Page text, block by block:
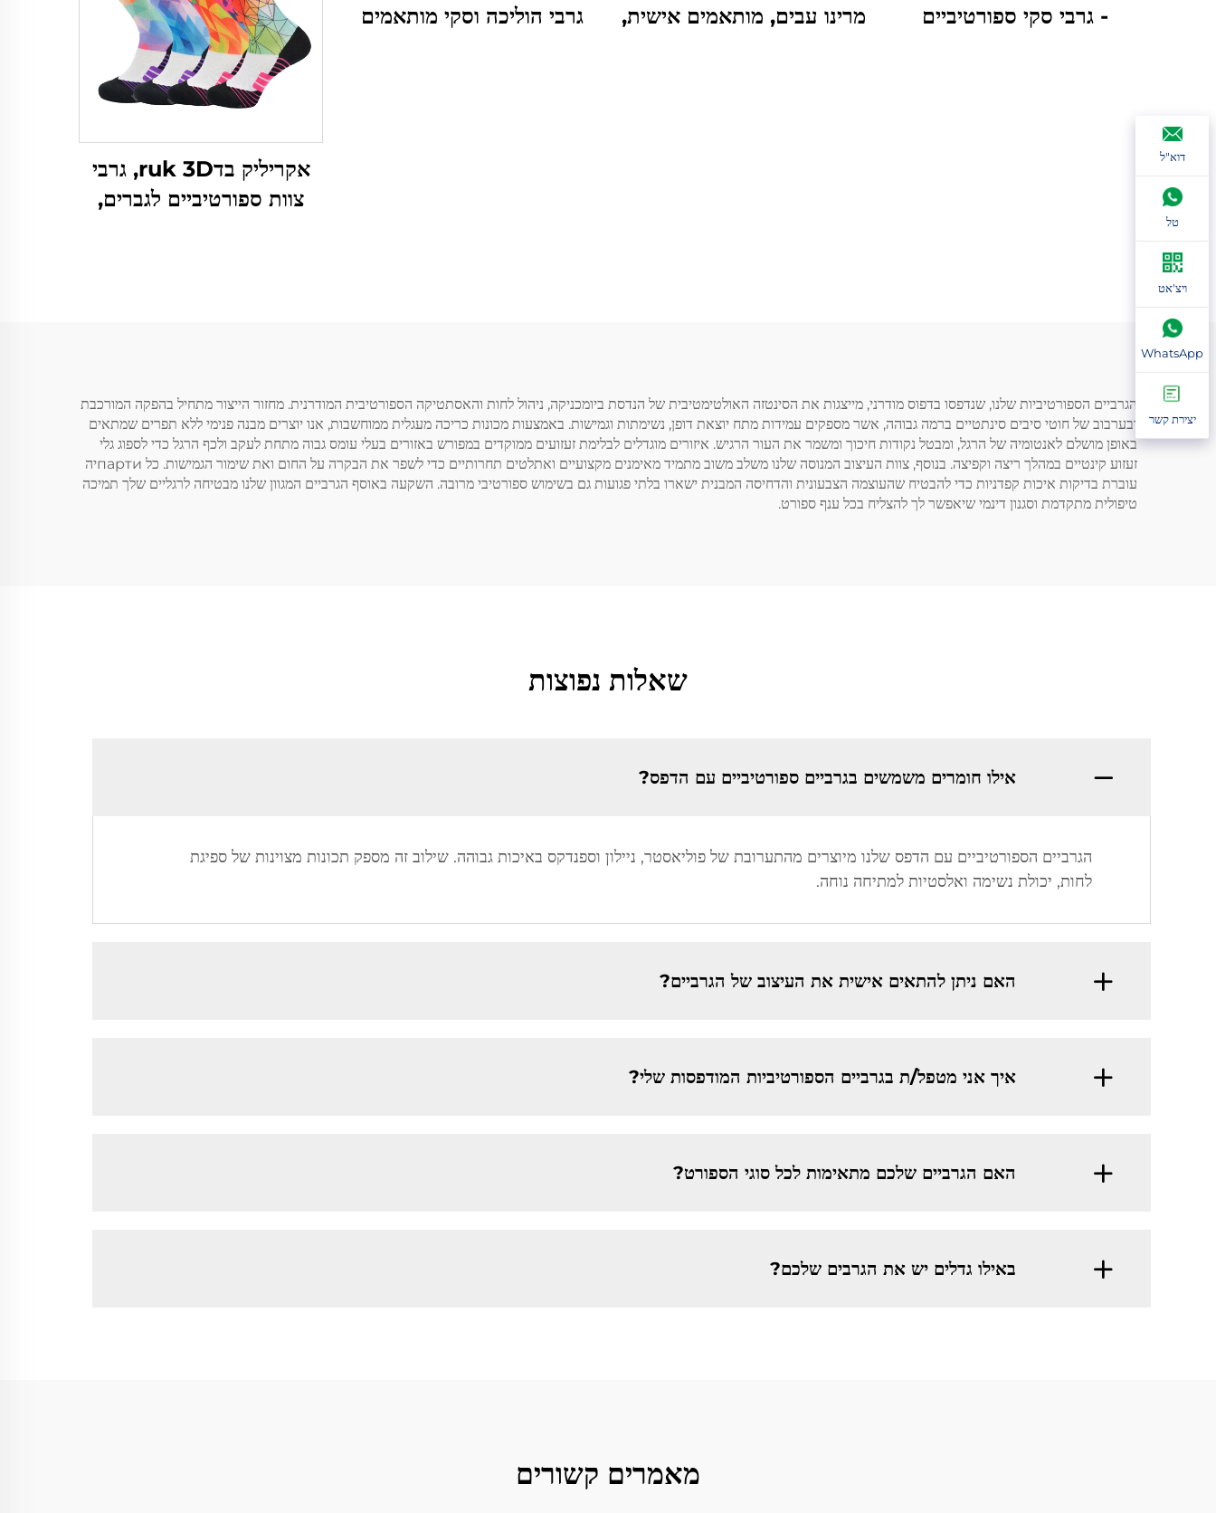
- גרבי סקי ספורטיביים
מרינו עבים, מותאמים אישית,
גרבי הוליכה וסקי מותאמים
אקריליק בדruk 3D, גרבי
צוות ספורטיביים לגברים,
הגרביים הספורטיביות שלנו, שנדפסו בדפוס מודרני, מייצגות את הסינטזה האולטימטיבית של הנדסת ביומכניקה, ניהול לחות והאסתטיקה הספורטיבית המודרנית. מחזור הייצור מתחיל בהפקה המורכבת
ובערבוב של חוטי סיבים סינתטיים ברמה גבוהה, אשר מספקים עמידות מתח יוצאת דופן, נשימתות וגמישות. באמצעות מכונות כריכה מעגלית ממוחשבות, אנו יוצרים מבנה פנימי ללא תפרים שמתאים
באופן מושלם לאנטומיה של הרגל, ומבטל נקודות חיכוך ומשמר את העור הרגיש. איזורים מוגדלים לבלימת זעזועים ממוקדים במפורש באזורים בעלי עומס גבוה מתחת לעקב ולכף הרגל כדי לספוג גלי
זעזוע קינטיים במהלך ריצה וקפיצה. בנוסף, צוות העיצוב המנוסה שלנו משלב משוב מתמיד מאימנים מקצועיים ואתלטים תחרותיים כדי לשפר את הבקרה על החום ואת שימור הגמישות. כל партиיה
עוברת בדיקות איכות קפדניות כדי להבטיח שהעוצמה הצבעונית והדחיסה המבנית ישארו בלתי פגועות גם בשימוש ספורטיבי מרובה. השקעה באוסף הגרביים המגוון שלנו מבטיחה לרגליים שלך תמיכה
טיפולית מתקדמת וסגנון דינמי שיאפשר לך להצליח בכל ענף ספורט.
שאלות נפוצות
אילו חומרים משמשים בגרביים ספורטיביים עם הדפס?
הגרביים הספורטיביים עם הדפס שלנו מיוצרים מהתערובת של פוליאסטר, ניילון וספנדקס באיכות גבוהה. שילוב זה מספק תכונות מצוינות של ספיגת
לחות, יכולת נשימה ואלסטיות למתיחה נוחה.
האם ניתן להתאים אישית את העיצוב של הגרביים?
איך אני מטפל/ת בגרביים הספורטיביות המודפסות שלי?
האם הגרביים שלכם מתאימות לכל סוגי הספורט?
באילו גדלים יש את הגרבים שלכם?
מאמרים קשורים
דוא"ל
טל
ויצ'אט
WhatsApp
יצירת קשר